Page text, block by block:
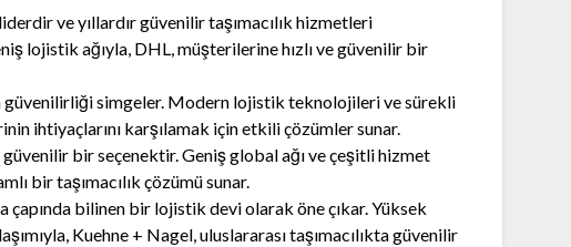
ve yıllardır güvenilir taşımacılık hizmetleri
lojistik ağıyla, DHL, müşterilerine hızlı ve güvenilir bir
güvenilirliği simgeler. Modern lojistik teknolojileri ve sürekli
ihtiyaçlarını karşılamak için etkili çözümler sunar.
güvenilir bir seçenektir. Geniş global ağı ve çeşitli hizmet
bir taşımacılık çözümü sunar.
çapında bilinen bir lojistik devi olarak öne çıkar. Yüksek
Kuehne + Nagel, uluslararası taşımacılıkta güvenilir